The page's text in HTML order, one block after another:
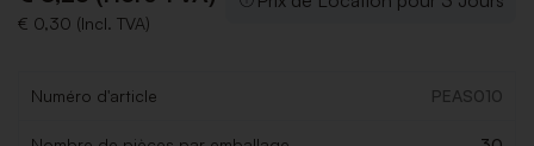
€ 0,30 (Incl. TVA)
Numéro d'article PEAS010